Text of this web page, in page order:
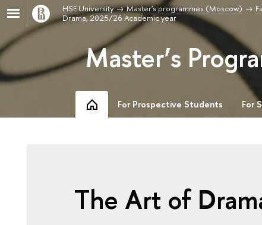
HSE University Master's programmes (Moscow)
Drama, 2025/26 Academic year
Master’s
For Prospective Students For
The Art of